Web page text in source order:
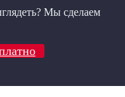
Мы сделаем